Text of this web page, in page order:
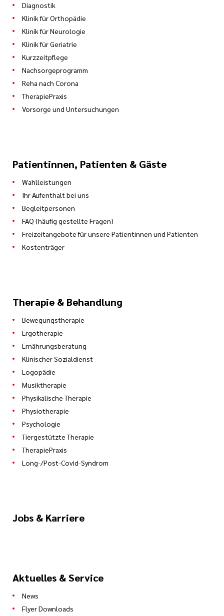
Diagnostik
Klinik für Orthopädie
Klinik für Neurologie
Klinik für Geriatrie
Kurzzeitpflege
Nachsorgeprogramm
Reha nach Corona
TherapiePraxis
Vorsorge und Untersuchungen
Patientinnen, Patienten & Gäste
Wahlleistungen
Ihr Aufenthalt bei uns
Begleitpersonen
FAQ (häufig gestellte Fragen)
Freizeitangebote für unsere Patientinnen und Patienten
Kostenträger
Therapie & Behandlung
Bewegungstherapie
Ergotherapie
Ernährungsberatung
Klinischer Sozialdienst
Logopädie
Musiktherapie
Physikalische Therapie
Physiotherapie
Psychologie
Tiergestützte Therapie
TherapiePraxis
Long-/Post-Covid-Syndrom
Jobs & Karriere
Aktuelles & Service
News
Flyer Downloads